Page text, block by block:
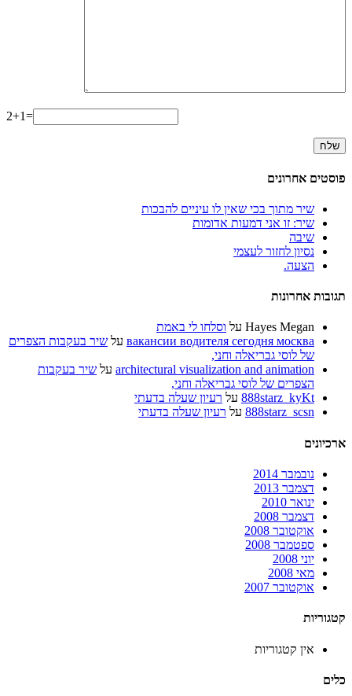
2+1=
פוסטים אחרונים
שיר מתוך בכי שאין לו עיניים להבכות
שיר: זו אני דמעות אדומות
שיבה
נסיון לחזור לעצמי
הצעה.
תגובות אחרונות
Hayes Megan על וסלחו לי באמת
вакансии водителя сегодня москва על שיר בעקבות הצפרים
של לוסי גבריאלה וחני,
architectural visualization and animation על שיר בעקבות
הצפרים של לוסי גבריאלה וחני,
888starz_kyKt על רעיון שעלה בדעתי
888starz_scsn על רעיון שעלה בדעתי
ארכיונים
נובמבר 2014
דצמבר 2013
ינואר 2010
דצמבר 2008
אוקטובר 2008
ספטמבר 2008
יוני 2008
מאי 2008
אוקטובר 2007
קטגוריות
אין קטגוריות
כלים